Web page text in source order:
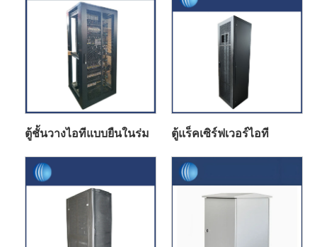
ตู้ชั้นวางไอทีแบบยืนในร่ม ตู้แร็คเซิร์ฟเวอร์ไอที